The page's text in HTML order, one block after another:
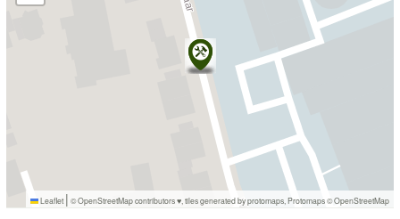
Leaflet | © OpenStreetMap contributors ♥, tiles generated by protomaps Protomaps©OpenStreetMap